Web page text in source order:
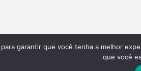
garantir que você tenha a melhor
que você